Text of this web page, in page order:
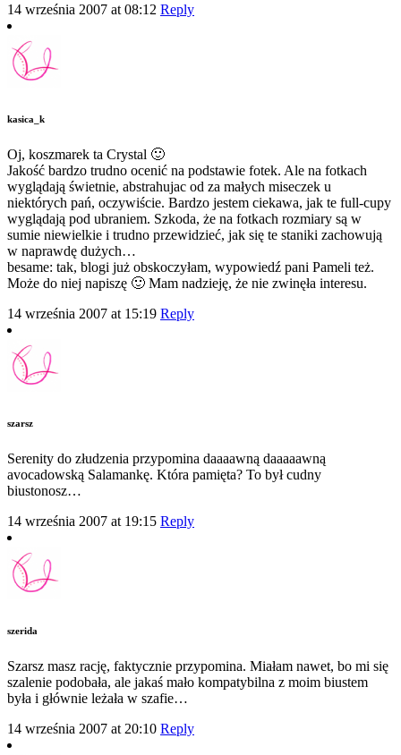
14 września 2007 at 08:12 Reply
kasica_k
Oj, koszmarek ta Crystal 🙂
Jakość bardzo trudno ocenić na podstawie fotek. Ale na fotkach
wyglądają świetnie, abstrahujac od za małych miseczek u
niektórych pań, oczywiście. Bardzo jestem ciekawa, jak te full-cupy
wyglądają pod ubraniem. Szkoda, że na fotkach rozmiary są w
sumie niewielkie i trudno przewidzieć, jak się te staniki zachowują
w naprawdę dużych…
besame: tak, blogi już obskoczyłam, wypowiedź pani Pameli też.
Może do niej napiszę 🙂 Mam nadzieję, że nie zwinęła interesu.
14 września 2007 at 15:19 Reply
szarsz
Serenity do złudzenia przypomina daaaawną daaaaawną
avocadowską Salamankę. Która pamięta? To był cudny
biustonosz…
14 września 2007 at 19:15 Reply
szerida
Szarsz masz rację, faktycznie przypomina. Miałam nawet, bo mi się
szalenie podobała, ale jakaś mało kompatybilna z moim biustem
była i głównie leżała w szafie…
14 września 2007 at 20:10 Reply